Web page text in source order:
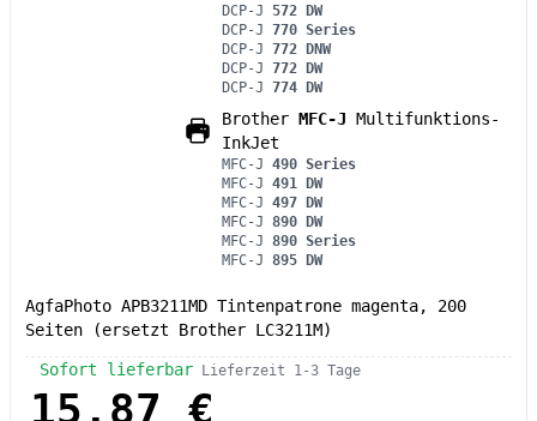
DCP-J 572 DW
DCP-J 770 Series
DCP-J 772 DNW
DCP-J 772 DW
DCP-J 774 DW
Brother MFC-J Multifunktions-
InkJet
MFC-J 490 Series
MFC-J 491 DW
MFC-J 497 DW
MFC-J 890 DW
MFC-J 890 Series
MFC-J 895 DW
AgfaPhoto APB3211MD Tintenpatrone magenta, 200
Seiten (ersetzt Brother LC3211M)
Sofort lieferbar Lieferzeit 1-3 Tage
15,87 €